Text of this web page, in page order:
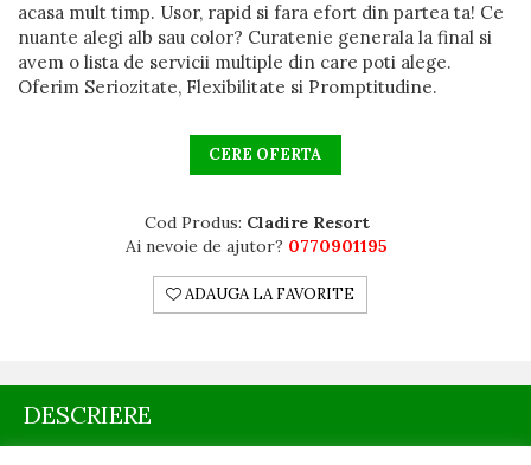
acasa mult timp. Usor, rapid si fara efort din partea ta! Ce
nuante alegi alb sau color? Curatenie generala la final si
avem o lista de servicii multiple din care poti alege.
Oferim Seriozitate, Flexibilitate si Promptitudine.
CERE OFERTA
Cod Produs: Cladire Resort
Ai nevoie de ajutor? 0770901195
ADAUGA LA FAVORITE
DESCRIERE